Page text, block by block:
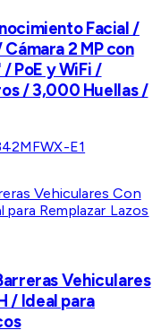
Facial /
2 MP con
PoE y WiFi /
/ 3,000 Huellas /
E1
Vehiculares
/ Ideal para